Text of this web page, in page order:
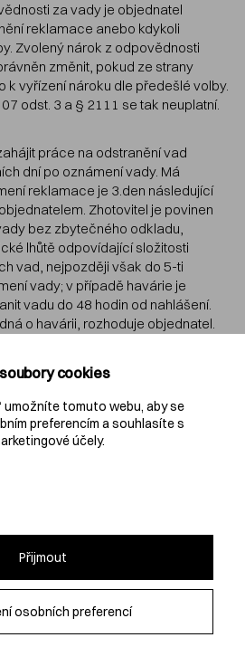
za vady je objednatel
reklamace anebo kdykoli
Zvolený nárok z odpovědnosti
změnit, pokud ze strany
k vyřízení nároku dle předešlé volby.
odst. 3 a § 2111 se tak neuplatní.
práce na odstranění vad
dní po oznámení vady. Má
reklamace je 3.den následující
Zhotovitel je povinen
bez zbytečného odkladu,
lhůtě odpovídající složitosti
vad, nejpozději však do 5-ti
vady; v případě havárie je
vadu do 48 hodin od nahlášení.
o havárii, rozhoduje objednatel.
vady ani nárok na náhradu škody
zhotovitele odstranit vadu.
k odstraňování vady včas anebo
nebo stanovený termín
oprávněn vadu odstranit sám
svolá k řešení reklamace jednání,
cookies
umožníte tomuto webu, aby se
preferencím a souhlasíte s
účely.
Přijmout
osobních preferencí